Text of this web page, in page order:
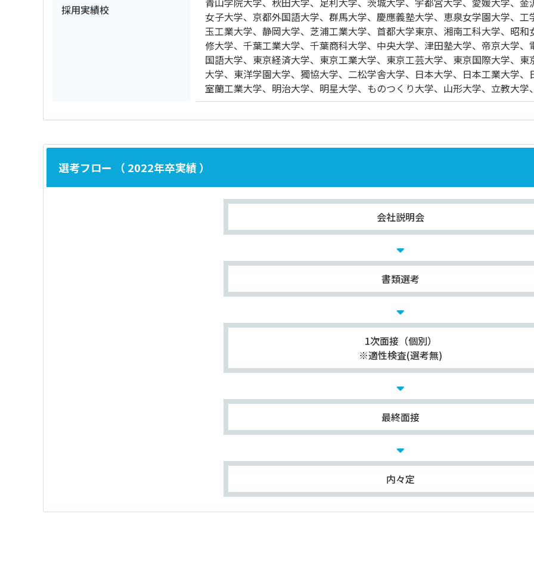
採用実績校
女子大学、京都外国語大学、群馬大学、慶應義塾大学、恵泉女学園大学、
玉工業大学、静岡大学、芝浦工業大学、首都大学東京、湘南工科大学、昭
修大学、千葉工業大学、千葉商科大学、中央大学、津田塾大学、帝京大学
国語大学、東京経済大学、東京工業大学、東京工芸大学、東京国際大学、
大学、東洋学園大学、獨協大学、二松学舎大学、日本大学、日本工業大学、
室蘭工業大学、明治大学、明星大学、ものつくり大学、山形大学、立教大
選考フロー （ 2022年卒実績 ）
会社説明会
書類選考
1次面接（個別）
※適性検査(選考無)
最終面接
内々定